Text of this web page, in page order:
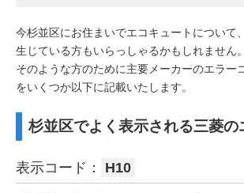
今杉並区にお住まいでエコキュートについて
生じている方もいらっしゃるかもしれません。
そのような方のために主要メーカーのエラー
をいくつか以下に記載いたします。
杉並区でよく表示される三菱の
表示コード： H10